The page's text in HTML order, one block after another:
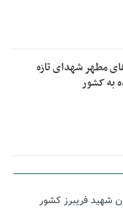
مطهر شهدای تازه
کشور
شهید فریبرز کشور